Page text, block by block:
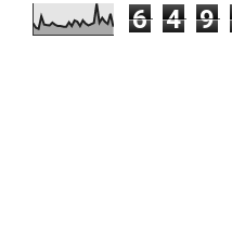
6 4 9